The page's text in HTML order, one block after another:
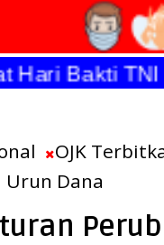
Bakti TNI
OJK
Urun Dana